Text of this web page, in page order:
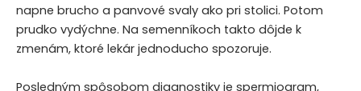
napne brucho a panvové svaly ako pri stolici. Potom
prudko vydýchne. Na semenníkoch takto dôjde k
zmenám, ktoré lekár jednoducho spozoruje.
Posledným spôsobom diagnostiky je spermiogram,